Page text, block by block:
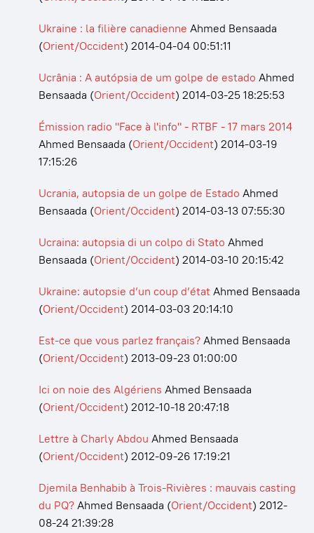
Ukraine : la filière canadienne Ahmed Bensaada
(Orient/Occident) 2014-04-04 00:51:11
Ucrânia : A autópsia de um golpe de estado Ahmed
Bensaada (Orient/Occident) 2014-03-25 18:25:53
Émission radio "Face à l'info" - RTBF - 17 mars 2014
Ahmed Bensaada (Orient/Occident) 2014-03-19
17:15:26
Ucrania, autopsia de un golpe de Estado Ahmed
Bensaada (Orient/Occident) 2014-03-13 07:55:30
Ucraina: autopsia di un colpo di Stato Ahmed
Bensaada (Orient/Occident) 2014-03-10 20:15:42
Ukraine: autopsie d’un coup d’étatAhmed Bensaada
(Orient/Occident) 2014-03-03 20:14:10
Est-ce que vous parlez français?Ahmed Bensaada
(Orient/Occident) 2013-09-23 01:00:00
Ici on noie des Algériens Ahmed Bensaada
(Orient/Occident) 2012-10-18 20:47:18
Lettre à Charly Abdou Ahmed Bensaada
(Orient/Occident) 2012-09-26 17:19:21
Djemila Benhabib à Trois-Rivières : mauvais casting
du PQ?Ahmed Bensaada (Orient/Occident) 2012-
08-24 21:39:28